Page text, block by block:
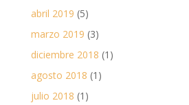
abril 2019 (5)
marzo 2019 (3)
diciembre 2018 (1)
agosto 2018 (1)
julio 2018 (1)